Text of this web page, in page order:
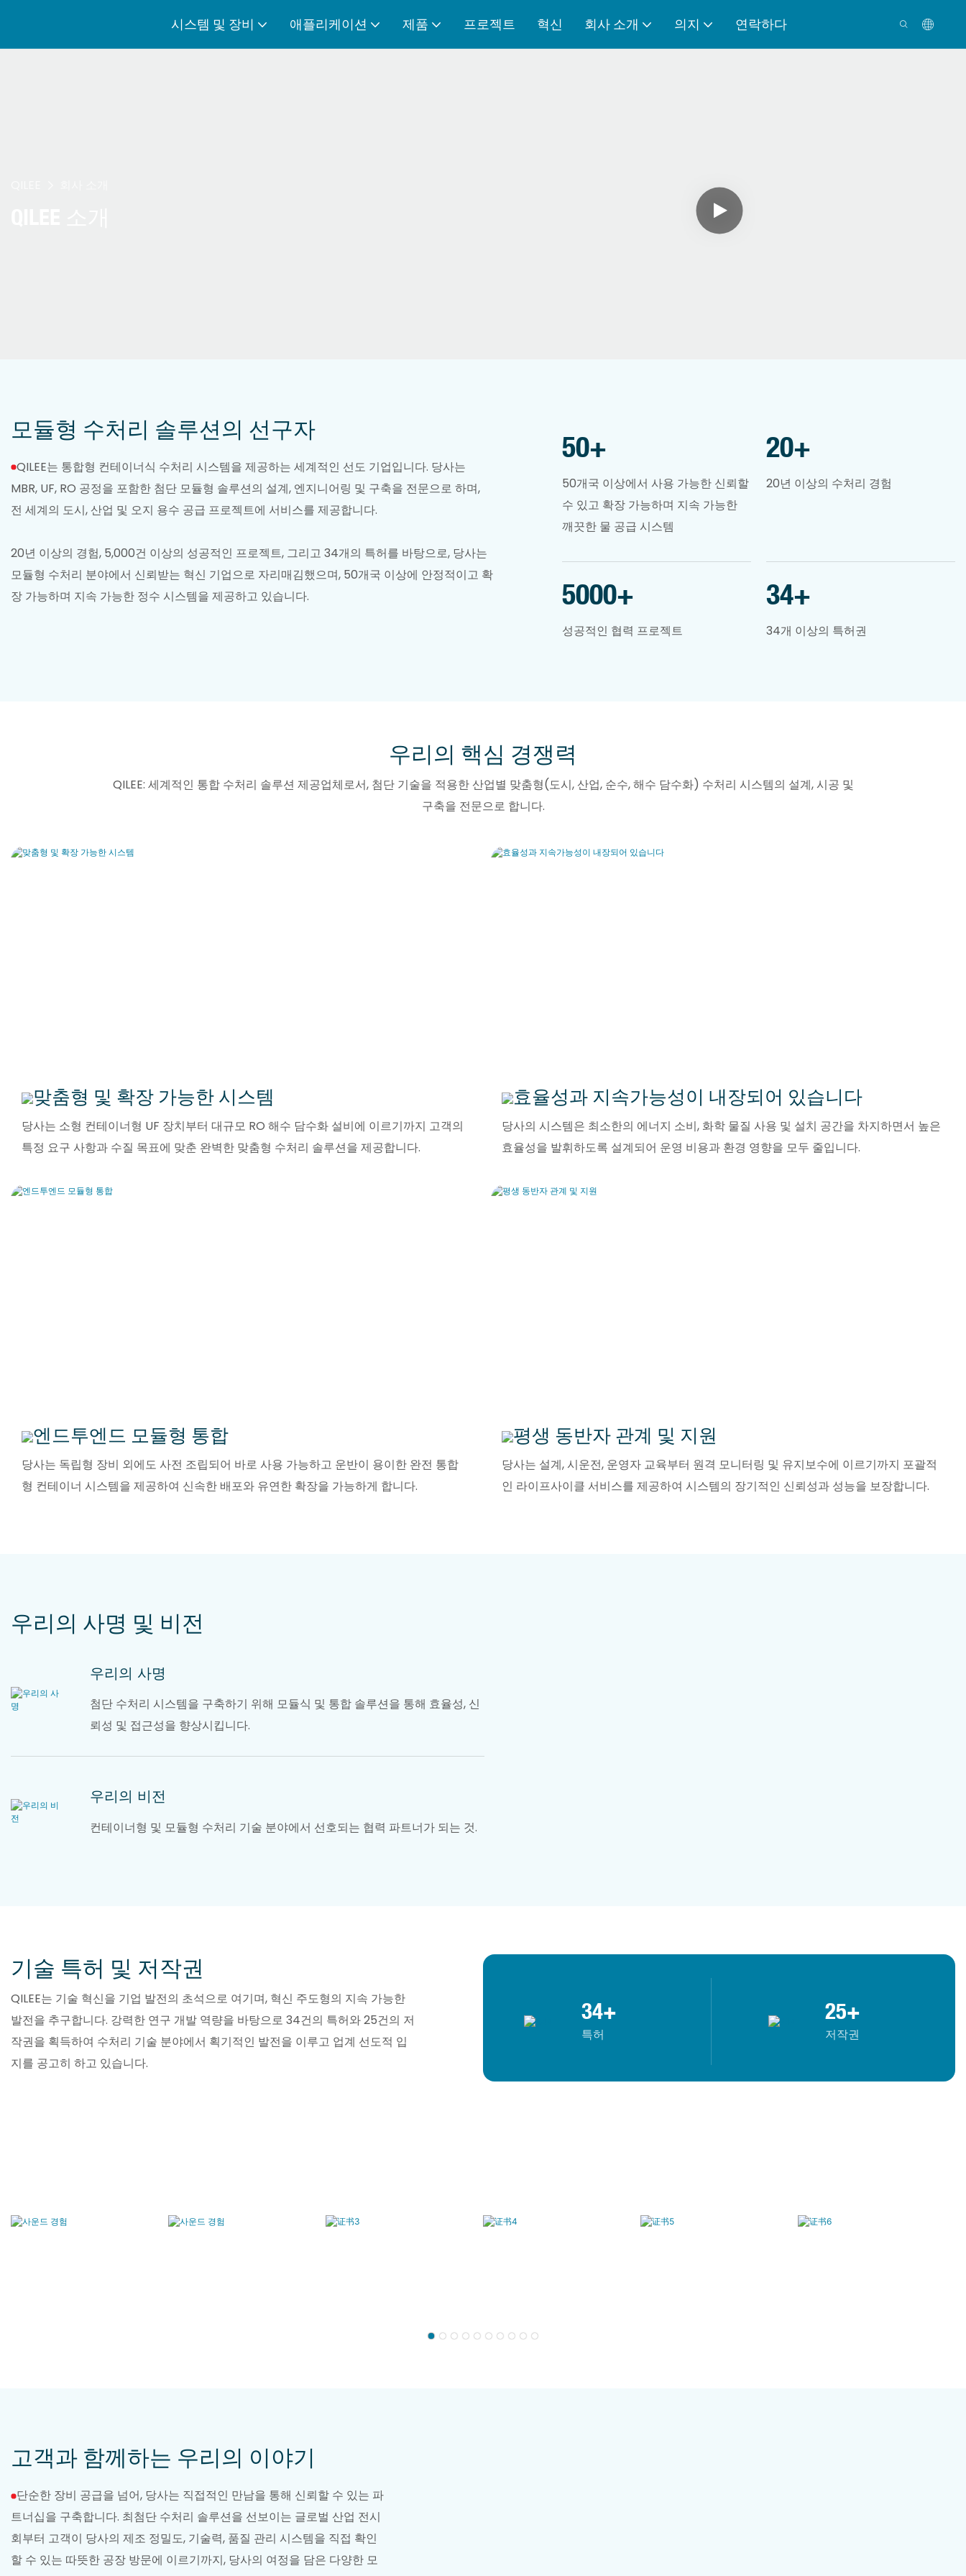
시스템 및 장비 애플리케이션 제품 프로젝트 혁신 회사 소개 의지 연락하다
모듈형 수처리 솔루션의 선구자
QILEE는 통합형 컨테이너식 수처리 시스템을 제공하는 세계적인 선도 기업입니다. 당사는
MBR, UF, RO 공정을 포함한 첨단 모듈형 솔루션의 설계, 엔지니어링 및 구축을 전문으로 하며,
전 세계의 도시, 산업 및 오지 용수 공급 프로젝트에 서비스를 제공합니다.
20년 이상의 경험, 5,000건 이상의 성공적인 프로젝트, 그리고 34개의 특허를 바탕으로, 당사는
모듈형 수처리 분야에서 신뢰받는 혁신 기업으로 자리매김했으며, 50개국 이상에 안정적이고 확
장 가능하며 지속 가능한 정수 시스템을 제공하고 있습니다.
50+
50개국 이상에서 사용 가능한 신뢰할
수 있고 확장 가능하며 지속 가능한
깨끗한 물 공급 시스템
20+
20년 이상의 수처리 경험
5000+
성공적인 협력 프로젝트
34+
34개 이상의 특허권
우리의 핵심 경쟁력
QILEE: 세계적인 통합 수처리 솔루션 제공업체로서, 첨단 기술을 적용한 산업별 맞춤형(도시, 산업, 순수, 해수 담수화) 수처리 시스템의 설계, 시공 및
구축을 전문으로 합니다.
맞춤형 및 확장 가능한 시스템
당사는 소형 컨테이너형 UF 장치부터 대규모 RO 해수 담수화 설비에 이르기까지 고객의
특정 요구 사항과 수질 목표에 맞춘 완벽한 맞춤형 수처리 솔루션을 제공합니다.
효율성과 지속가능성이 내장되어 있습니다
당사의 시스템은 최소한의 에너지 소비, 화학 물질 사용 및 설치 공간을 차지하면서 높은
효율성을 발휘하도록 설계되어 운영 비용과 환경 영향을 모두 줄입니다.
엔드투엔드 모듈형 통합
당사는 독립형 장비 외에도 사전 조립되어 바로 사용 가능하고 운반이 용이한 완전 통합
형 컨테이너 시스템을 제공하여 신속한 배포와 유연한 확장을 가능하게 합니다.
평생 동반자 관계 및 지원
당사는 설계, 시운전, 운영자 교육부터 원격 모니터링 및 유지보수에 이르기까지 포괄적
인 라이프사이클 서비스를 제공하여 시스템의 장기적인 신뢰성과 성능을 보장합니다.
우리의 사명 및 비전
우리의 사명
첨단 수처리 시스템을 구축하기 위해 모듈식 및 통합 솔루션을 통해 효율성, 신
뢰성 및 접근성을 향상시킵니다.
우리의 비전
컨테이너형 및 모듈형 수처리 기술 분야에서 선호되는 협력 파트너가 되는 것.
기술 특허 및 저작권
QILEE는 기술 혁신을 기업 발전의 초석으로 여기며, 혁신 주도형의 지속 가능한
발전을 추구합니다. 강력한 연구 개발 역량을 바탕으로 34건의 특허와 25건의 저
작권을 획득하여 수처리 기술 분야에서 획기적인 발전을 이루고 업계 선도적 입
지를 공고히 하고 있습니다.
34+
특허
25+
저작권
고객과 함께하는 우리의 이야기
단순한 장비 공급을 넘어, 당사는 직접적인 만남을 통해 신뢰할 수 있는 파
트너십을 구축합니다. 최첨단 수처리 솔루션을 선보이는 글로벌 산업 전시
회부터 고객이 당사의 제조 정밀도, 기술력, 품질 관리 시스템을 직접 확인
할 수 있는 따뜻한 공장 방문에 이르기까지, 당사의 여정을 담은 다양한 모